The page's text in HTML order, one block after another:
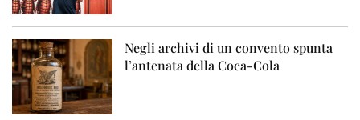
Negli archivi di un convento spunta
l’antenata della Coca-Cola